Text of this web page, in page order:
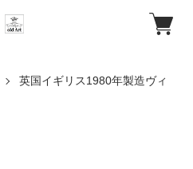
英国イギリス1980年製造ヴィ